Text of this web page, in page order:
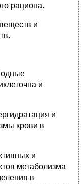
рациона.
и
и
и
крови в
и
метаболизма
в